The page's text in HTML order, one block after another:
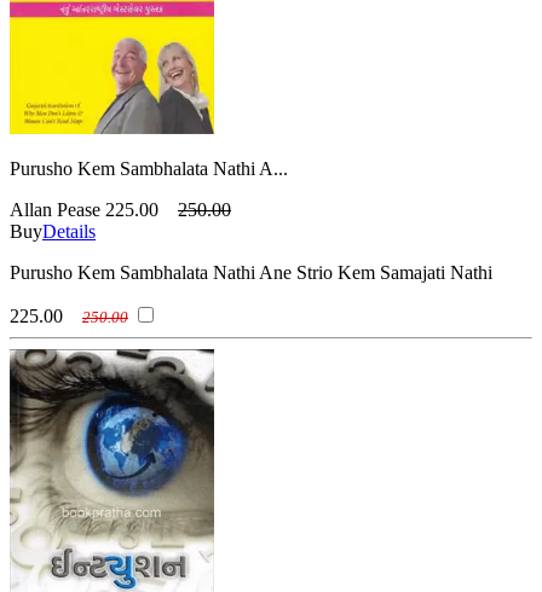
Purusho Kem Sambhalata Nathi A...
Allan Pease 225.00
250.00
BuyDetails
Purusho Kem Sambhalata Nathi Ane Strio Kem Samajati Nathi
225.00 250.00